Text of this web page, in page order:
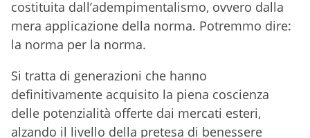
costituita dall’adempimentalismo, ovvero dalla
mera applicazione della norma. Potremmo dire:
la norma per la norma.
Si tratta di generazioni che hanno
definitivamente acquisito la piena coscienza
delle potenzialità offerte dai mercati esteri,
alzando il livello della pretesa di benessere